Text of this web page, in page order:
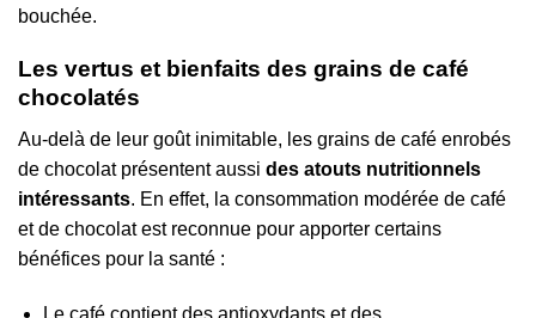
bouchée.
Les vertus et bienfaits des grains de café
chocolatés
Au-delà de leur goût inimitable, les grains de café enrobés
de chocolat présentent aussi des atouts nutritionnels
intéressants. En effet, la consommation modérée de café
et de chocolat est reconnue pour apporter certains
bénéfices pour la santé :
Le café contient des antioxydants et des